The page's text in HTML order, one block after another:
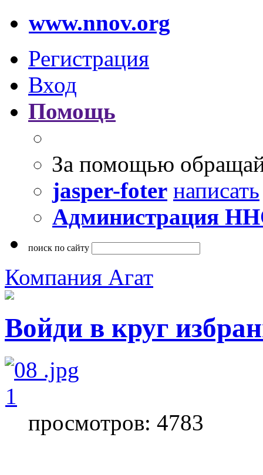
www.nnov.org
Регистрация
Вход
Помощь
За помощью
jasper-foter написать
Администрация
поиск по сайту
Компания Агат
Войди в круг
1
просмотров: 4783